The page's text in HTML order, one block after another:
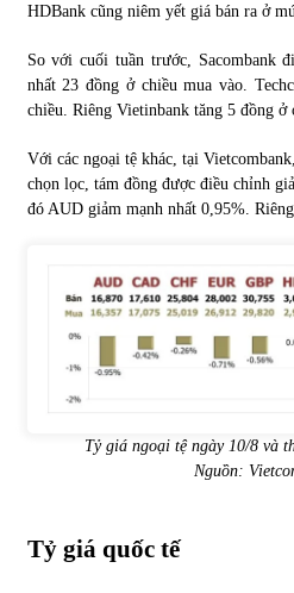
Chứng khoán ngày
13/10/2021
13/10/2021
HDBank cũng niêm yết giá bán ra ở
So với cuối tuần trước, Sacombank
nhất 23 đồng ở chiều mua vào.
chiều. Riêng Vietinbank tăng 5 đồng ở
Với các ngoại tệ khác, tại
chọn lọc, tám đồng được điều chỉnh
đó AUD giảm mạnh nhất 0,95%.
Tỷ giá ngoại tệ ngày 10/8 và
Nguồn:
Tỷ giá quốc tế